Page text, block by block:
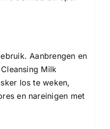
Aanbrengen en
Milk
los te weken,
en nareinigen met